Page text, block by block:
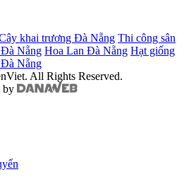
khai trương Đà Nẵng Thi công sân
Nẵng Hoa Lan Đà Nẵng Hạt giống
Nẵng
All Rights Reserved.
by